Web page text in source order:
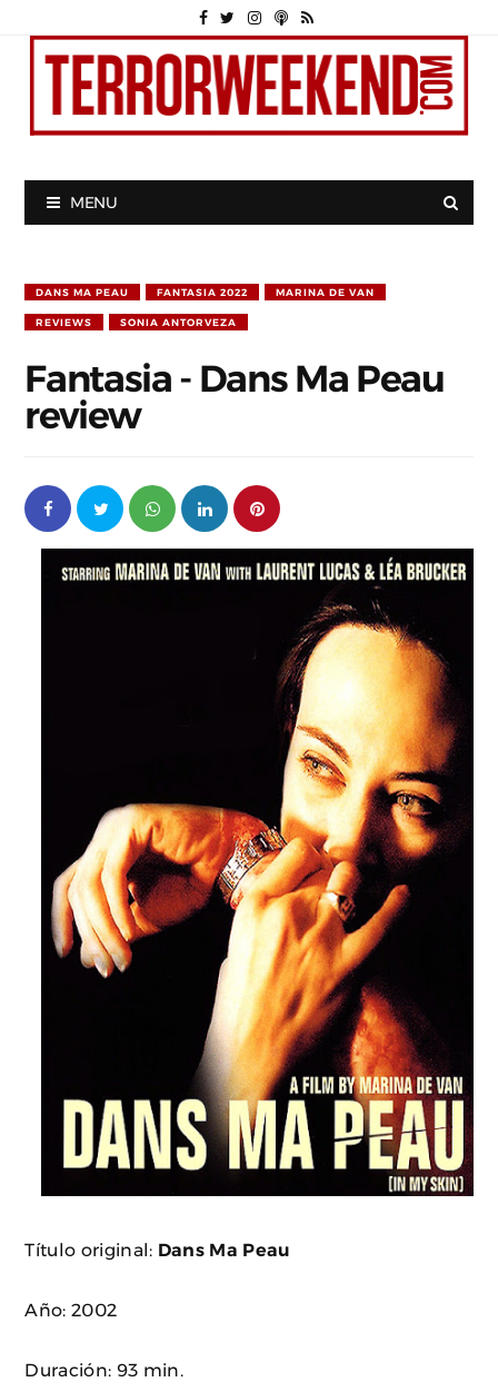
MENU
DANS MA PEAU FANTASIA 2022 MARINA DE VAN
REVIEWS SONIA ANTORVEZA
Fantasia - Dans Ma Peau
review
Título original: Dans Ma Peau
Año: 2002
Duración: 93 min.